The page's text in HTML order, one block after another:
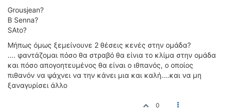
Grousjean?
B Senna?
SAto?
Μήπως όμως ξεμείνουνε 2 θέσεις κενές στην ομάδα?
.... φαντάζομαι πόσο θα στραβό θα είνια το κλίμα στην ομάδα
και πόσο απογοητευμένος θα είναι ο ιθπανός, ο οποίος
πιθανόν να ψάχνει να την κάνει μια και καλή....και να μη
ξαναγυρίσει άλλο
0